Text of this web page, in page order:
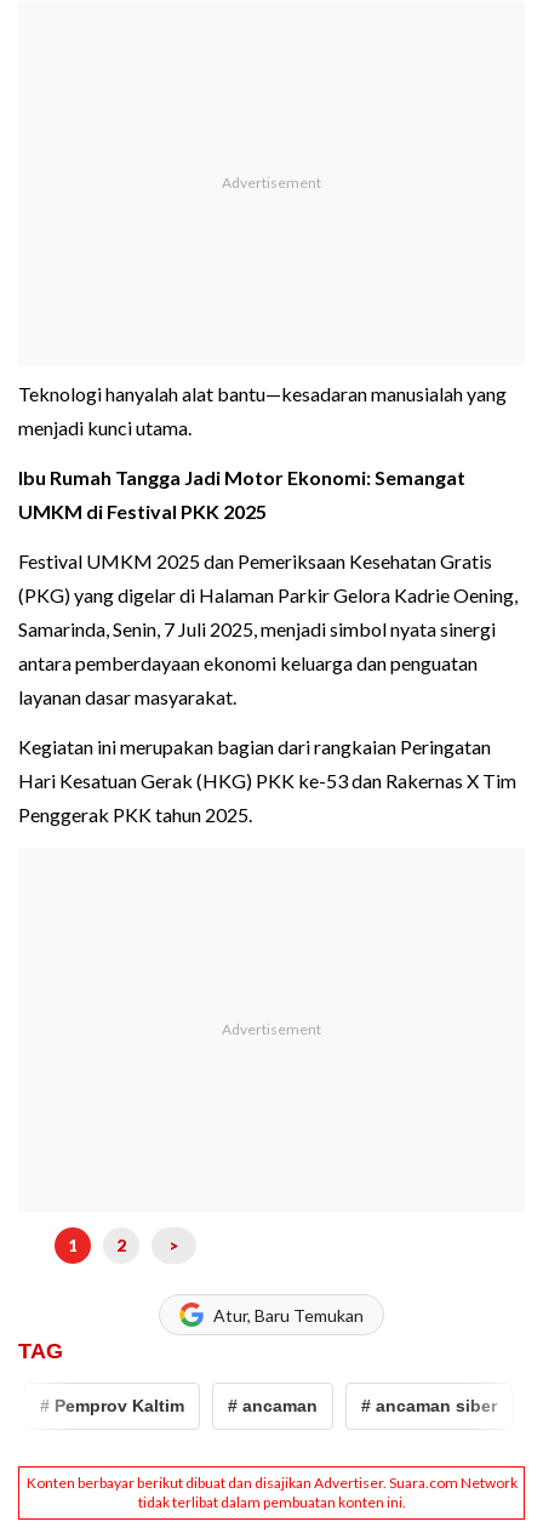
Teknologi hanyalah alat bantu—kesadaran manusialah yang
menjadi kunci utama.
Ibu Rumah Tangga Jadi Motor Ekonomi: Semangat
UMKM di Festival PKK 2025
Festival UMKM 2025 dan Pemeriksaan Kesehatan Gratis
(PKG) yang digelar di Halaman Parkir Gelora Kadrie Oening,
Samarinda, Senin, 7 Juli 2025, menjadi simbol nyata sinergi
antara pemberdayaan ekonomi keluarga dan penguatan
layanan dasar masyarakat.
Kegiatan ini merupakan bagian dari rangkaian Peringatan
Hari Kesatuan Gerak (HKG) PKK ke-53 dan Rakernas X Tim
Penggerak PKK tahun 2025.
1 2 >
Atur, Baru Temukan
TAG
Pemprov Kaltim # ancaman # ancaman siber #